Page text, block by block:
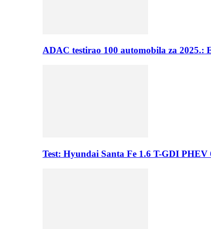
ADAC testirao 100 automobila za
Test: Hyundai Santa Fe 1.6 T-GDI